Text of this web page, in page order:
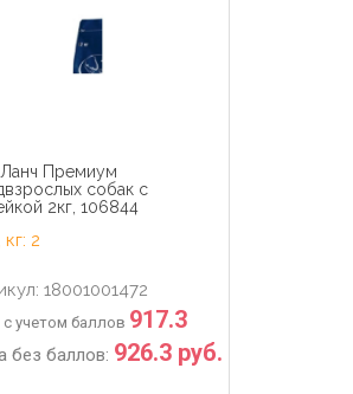
Премиум
собак с
2кг, 106844
2
18001001472
с учетом баллов 917.3
без баллов: 926.3 руб.